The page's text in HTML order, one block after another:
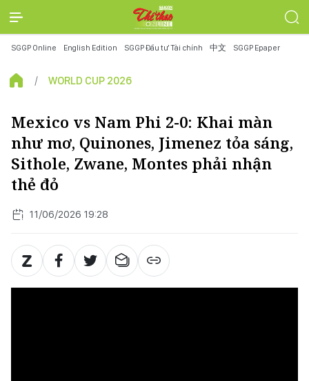
SGGP Online English Edition SGGP Đầu tư Tài chính 中文 SGGP Epaper
WORLD CUP 2026
Mexico vs Nam Phi 2-0: Khai màn
như mơ, Quinones, Jimenez tỏa sáng,
Sithole, Zwane, Montes phải nhận
thẻ đỏ
11/06/2026 19:28